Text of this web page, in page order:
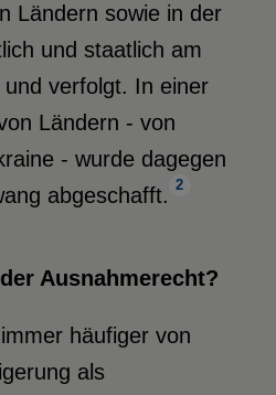
Ländern sowie in der
und staatlich am
verfolgt. In einer
Ländern - von
- wurde dagegen
abgeschafft. 2
Ausnahmerecht?
häufiger von
als